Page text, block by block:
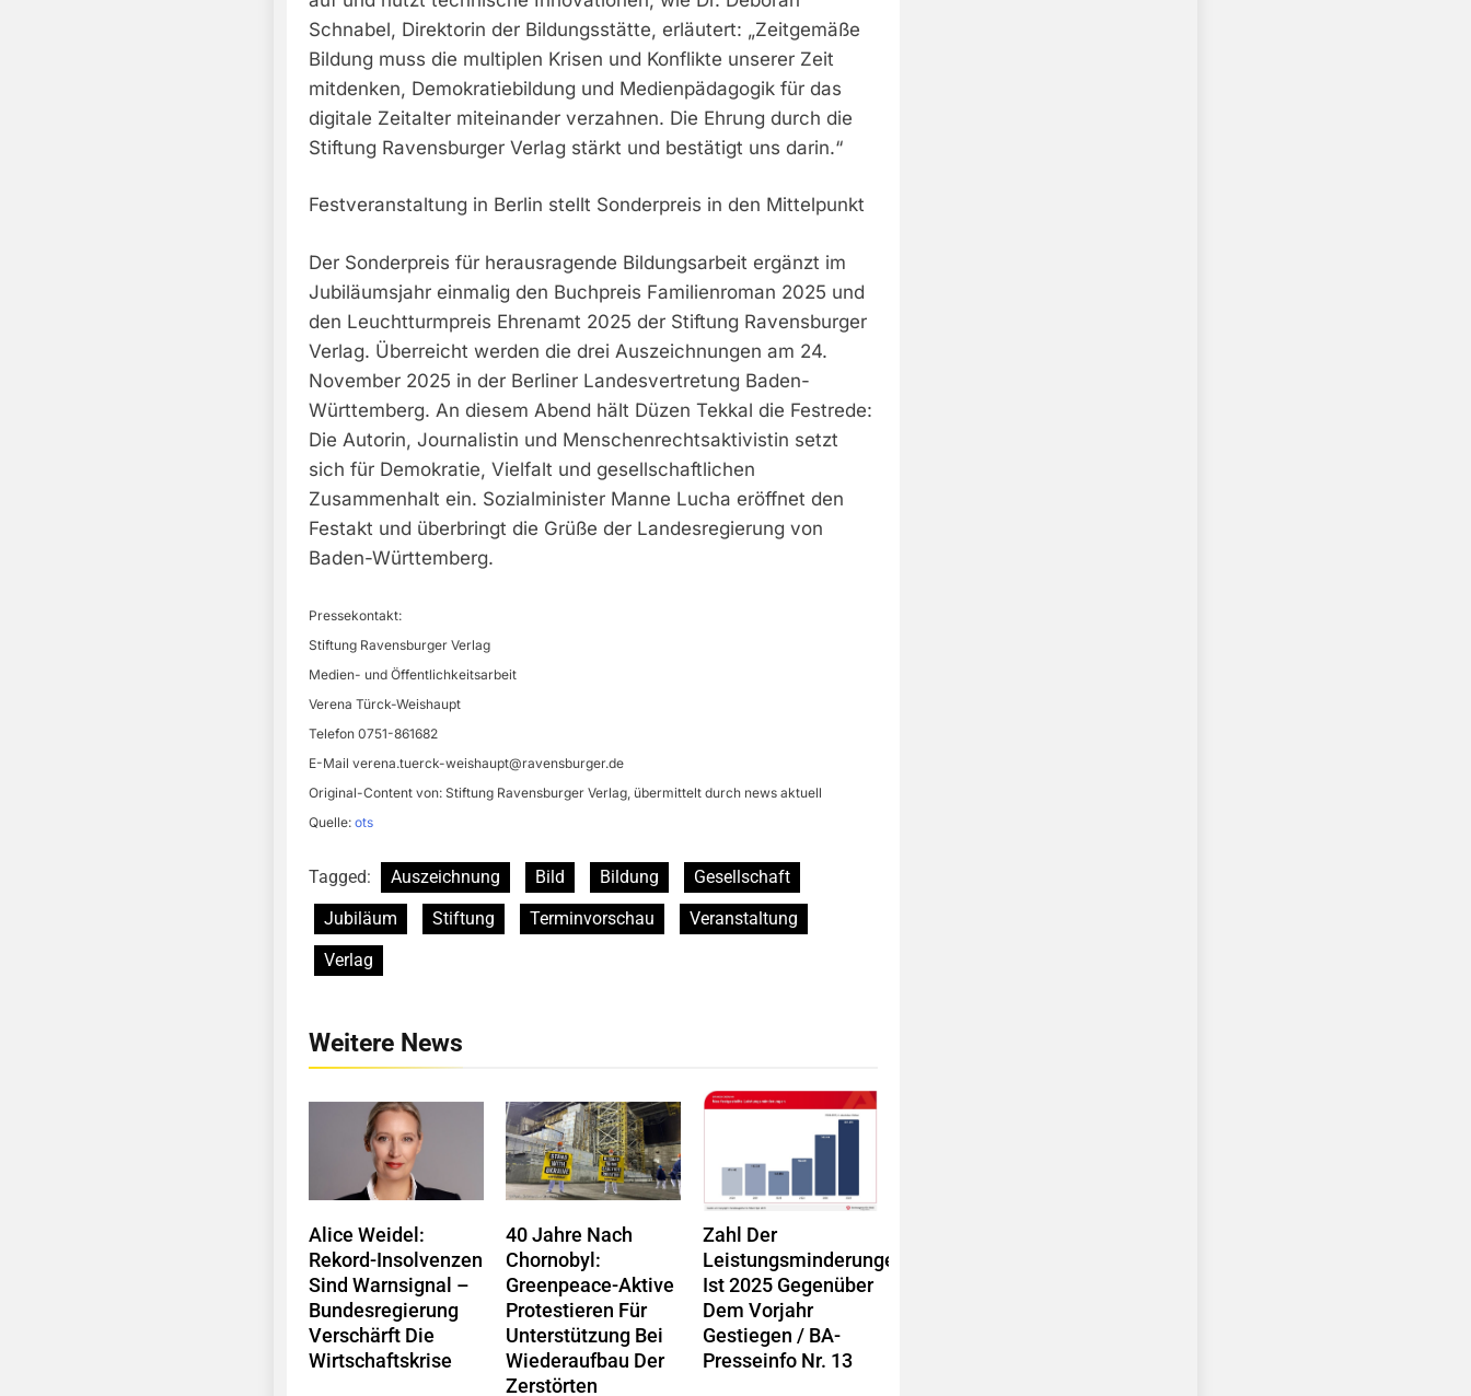
Schnabel, Direktorin der Bildungsstätte, erläutert: „Zeitgemäße
Bildung muss die multiplen Krisen und Konflikte unserer Zeit
mitdenken, Demokratiebildung und Medienpädagogik für das
digitale Zeitalter miteinander verzahnen. Die Ehrung durch die
Stiftung Ravensburger Verlag stärkt und bestätigt uns darin.“
Festveranstaltung in Berlin stellt Sonderpreis in den Mittelpunkt
Der Sonderpreis für herausragende Bildungsarbeit ergänzt im
Jubiläumsjahr einmalig den Buchpreis Familienroman 2025 und
den Leuchtturmpreis Ehrenamt 2025 der Stiftung Ravensburger
Verlag. Überreicht werden die drei Auszeichnungen am 24.
November 2025 in der Berliner Landesvertretung Baden-
Württemberg. An diesem Abend hält Düzen Tekkal die Festrede:
Die Autorin, Journalistin und Menschenrechtsaktivistin setzt
sich für Demokratie, Vielfalt und gesellschaftlichen
Zusammenhalt ein. Sozialminister Manne Lucha eröffnet den
Festakt und überbringt die Grüße der Landesregierung von
Baden-Württemberg.
Pressekontakt:
Stiftung Ravensburger Verlag
Medien- und Öffentlichkeitsarbeit
Verena Türck-Weishaupt
Telefon 0751-861682
E-Mail verena.tuerck-weishaupt@ravensburger.de
Original-Content von: Stiftung Ravensburger Verlag, übermittelt durch news aktuell
Quelle: ots
Tagged: Auszeichnung Bild Bildung
Gesellschaft
Jubiläum
Stiftung Terminvorschau
Veranstaltung
Verlag
Weitere News
Alice Weidel:
Rekord-Insolvenzen
Sind Warnsignal –
Bundesregierung
Verschärft Die
Wirtschaftskrise
40 Jahre Nach
Chornobyl:
Greenpeace-Aktive
Protestieren Für
Unterstützung Bei
Wiederaufbau Der
Zerstörten
Zahl Der
Leistungsminderungen
Ist 2025 Gegenüber
Dem Vorjahr
Gestiegen / BA-
Presseinfo Nr. 13